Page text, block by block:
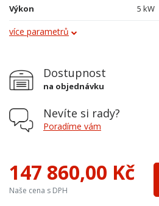
Výkon 5 kW
Obklad
Vývod kouřovodu
Palivo
Materiál
Přívod ext. vzduchu
více parametrů
Dostupnost
na objednávku
Nevíte si rady?
Poradíme vám
147 860,00 Kč
Naše cena s DPH